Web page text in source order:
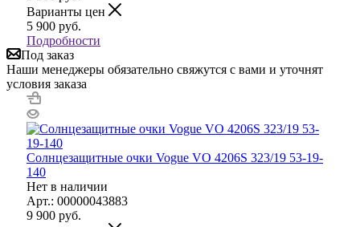
Варианты цен
5 900 руб.
Подробности
Под заказ
Наши менеджеры обязательно свяжутся с вами и уточнят
условия заказа
Солнцезащитные очки Vogue VO 4206S 323/19 53-19-
140
Нет в наличии
Арт.: 00000043883
9 900 руб.